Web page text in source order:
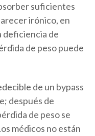
suficientes
irónico, en
deficiencia de
de peso puede
de un bypass
después de
de peso se
médicos no están